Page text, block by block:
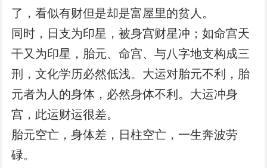
了，看似有财但是却是富屋里的贫人。
同时，日支为印星，被身宫财星冲；如命宫天
干又为印星，胎元、命宫、与八字地支构成三
刑，文化学历必然低浅。大运对胎元不利，胎
元者为人的身体，必然身体不利。大运冲身
宫，此运财运很差。
胎元空亡，身体差，日柱空亡，一生奔波劳
碌。